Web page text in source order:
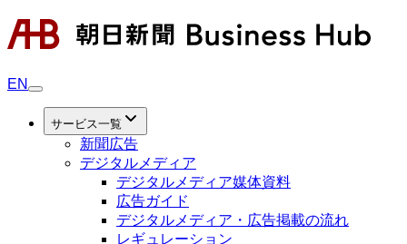
EN
サービス一覧
新聞広告
デジタルメディア
デジタルメディア媒体資料
広告ガイド
デジタルメディア・広告掲載の流れ
レギュレーション